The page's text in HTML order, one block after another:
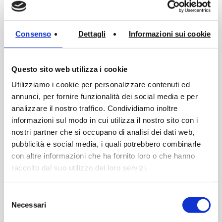
Consenso Dettagli Informazioni sui cookie
Questo sito web utilizza i cookie
Utilizziamo i cookie per personalizzare contenuti ed
annunci, per fornire funzionalità dei social media e per
analizzare il nostro traffico. Condividiamo inoltre
informazioni sul modo in cui utilizza il nostro sito con i
nostri partner che si occupano di analisi dei dati web,
pubblicità e social media, i quali potrebbero combinarle
con altre informazioni che ha fornito loro o che hanno
raccolto dal suo utilizzo dei loro servizi.
delNecessari
Una collaborazione che esalta il
design Made in Italy
La scenografia pensata per Civitas gioca con
forme avvolgenti, finiture di pregio e tonalità
avvolgenti. Civitas con il suo design scultoreo
diventa protagonista dello spazio, enfatizzato dai
dettagli dorati dei prodotti di Stella, e da un
contrasto materico che ne esalta l’eleganza.
Il risultato è un ambiente che coniuga estetica e